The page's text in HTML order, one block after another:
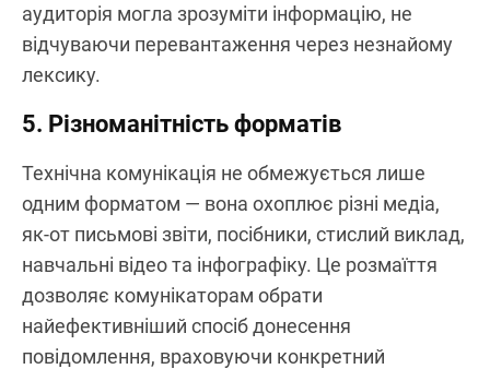
аудиторія могла зрозуміти інформацію, не
відчуваючи перевантаження через незнайому
лексику.
5. Різноманітність форматів
Технічна комунікація не обмежується лише
одним форматом — вона охоплює різні медіа,
як-от письмові звіти, посібники, стислий виклад,
навчальні відео та інфографіку. Це розмаїття
дозволяє комунікаторам обрати
найефективніший спосіб донесення
повідомлення, враховуючи конкретний